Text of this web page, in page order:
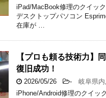
iPad/MacBook修理のクイッ
デスクトップパソコン
在庫が …
【プロも頼る技術力】
復旧成功！
2026/05/26 - 岐阜県内,
iPhone/Android修理のクイッ